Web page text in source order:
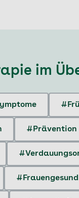
im
#Prävention